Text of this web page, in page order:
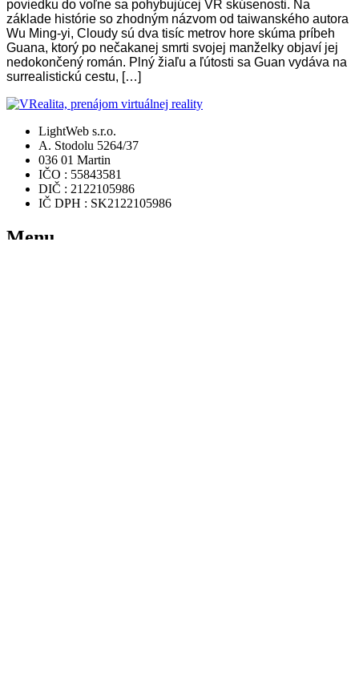
poviedku do voľne sa pohybujúcej VR skúsenosti. Na
základe histórie so zhodným názvom od taiwanského autora
Wu Ming-yi, Cloudy sú dva tisíc metrov hore skúma príbeh
Guana, ktorý po nečakanej smrti svojej manželky objaví jej
nedokončený román. Plný žiaľu a ľútosti sa Guan vydáva na
surrealistickú cestu, […]
LightWeb s.r.o.
A. Stodolu 5264/37
036 01 Martin
IČO : 55843581
DIČ : 2122105986
IČ DPH : SK2122105986
Menu